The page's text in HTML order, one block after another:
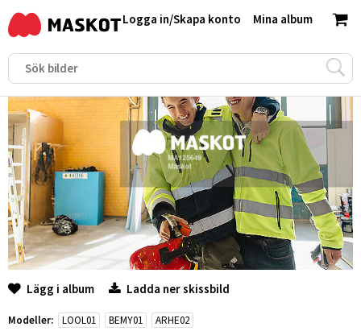
Mina album
Logga in/Skapa konto
Lägg i album Ladda ner skissbild
Modeller: LOOL01 BEMY01
ARHE02